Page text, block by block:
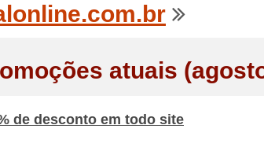
atuais
de desconto em todo site